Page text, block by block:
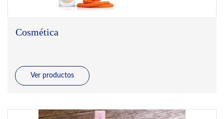
Cosmética
Ver productos